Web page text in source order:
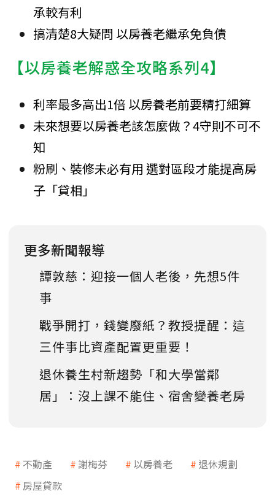
承較有利
搞清楚8大疑問 以房養老繼承免負債
【以房養老解惑全攻略系列4】
利率最多高出1倍 以房養老前要精打細算
未來想要以房養老該怎麼做？4守則不可不
知
粉刷、裝修未必有用 選對區段才能提高房
子「貸相」
更多新聞報導
譚敦慈：迎接一個人老後，先想5件
事
戰爭開打，錢變廢紙？教授提醒：這
三件事比資產配置更重要！
退休養生村新趨勢「和大學當鄰
居」：沒上課不能住、宿舍變養老房
不動產 謝梅芬 以房養老
退休規劃
房屋貸款